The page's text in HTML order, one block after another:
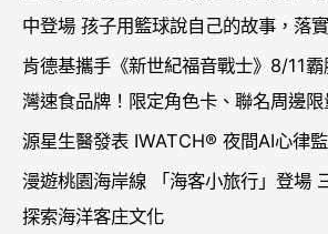
中登場 孩子用籃球說自己的故事，落
肯德基攜手《新世紀福音戰士》8/11
灣速食品牌！限定角色卡、聯名周邊
源星生醫發表 IWATCH® 夜間AI心律
漫遊桃園海岸線 「海客小旅行」登場
探索海洋客庄文化